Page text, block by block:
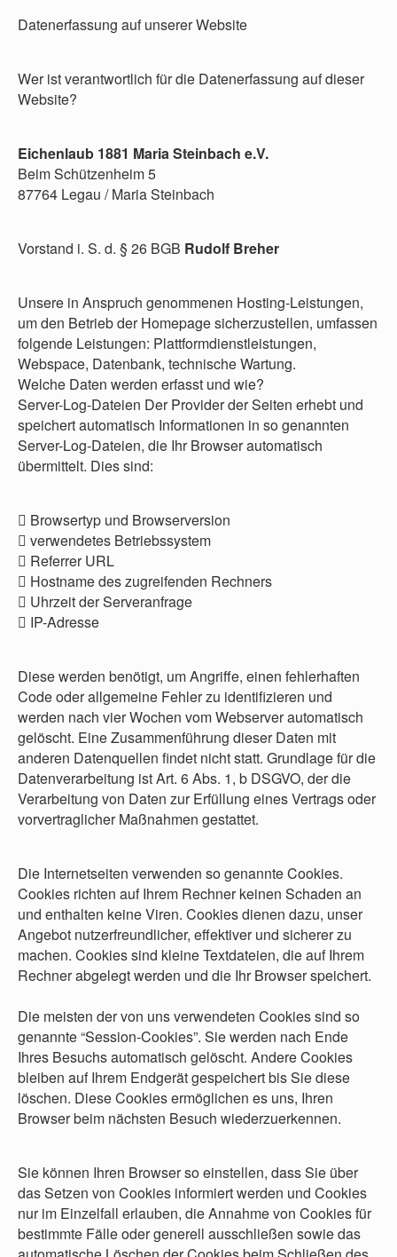
Datenerfassung auf unserer Website
Wer ist verantwortlich für die Datenerfassung auf dieser
Website?
Eichenlaub 1881 Maria Steinbach e.V.
Beim Schützenheim 5
87764 Legau / Maria Steinbach
Vorstand i. S. d. § 26 BGB Rudolf Breher
Unsere in Anspruch genommenen Hosting-Leistungen,
um den Betrieb der Homepage sicherzustellen, umfassen
folgende Leistungen: Plattformdienstleistungen,
Webspace, Datenbank, technische Wartung.
Welche Daten werden erfasst und wie?
Server-Log-Dateien Der Provider der Seiten erhebt und
speichert automatisch Informationen in so genannten
Server-Log-Dateien, die Ihr Browser automatisch
übermittelt. Dies sind:
 Browsertyp und Browserversion
 verwendetes Betriebssystem
 Referrer URL
 Hostname des zugreifenden Rechners
 Uhrzeit der Serveranfrage
 IP-Adresse
Diese werden benötigt, um Angriffe, einen fehlerhaften
Code oder allgemeine Fehler zu identifizieren und
werden nach vier Wochen vom Webserver automatisch
gelöscht. Eine Zusammenführung dieser Daten mit
anderen Datenquellen findet nicht statt. Grundlage für die
Datenverarbeitung ist Art. 6 Abs. 1, b DSGVO, der die
Verarbeitung von Daten zur Erfüllung eines Vertrags oder
vorvertraglicher Maßnahmen gestattet.
Die Internetseiten verwenden so genannte Cookies.
Cookies richten auf Ihrem Rechner keinen Schaden an
und enthalten keine Viren. Cookies dienen dazu, unser
Angebot nutzerfreundlicher, effektiver und sicherer zu
machen. Cookies sind kleine Textdateien, die auf Ihrem
Rechner abgelegt werden und die Ihr Browser speichert.
Die meisten der von uns verwendeten Cookies sind so
genannte “Session-Cookies”. Sie werden nach Ende
Ihres Besuchs automatisch gelöscht. Andere Cookies
bleiben auf Ihrem Endgerät gespeichert bis Sie diese
löschen. Diese Cookies ermöglichen es uns, Ihren
Browser beim nächsten Besuch wiederzuerkennen.
Sie können Ihren Browser so einstellen, dass Sie über
das Setzen von Cookies informiert werden und Cookies
nur im Einzelfall erlauben, die Annahme von Cookies für
bestimmte Fälle oder generell ausschließen sowie das